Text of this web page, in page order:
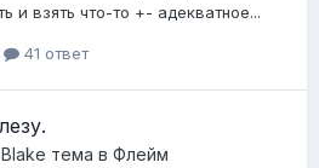
и взять что-то +- адекватное...
41 ответ
Blake тема в Флейм